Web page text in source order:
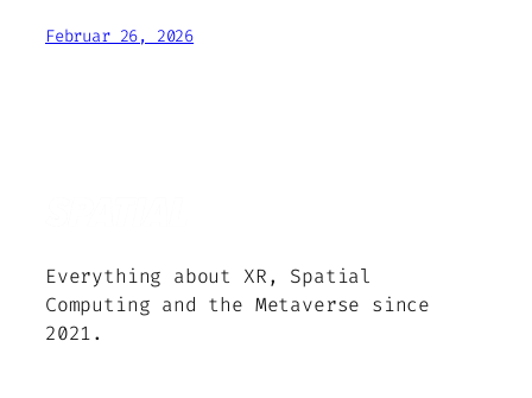
Februar 26, 2026
Everything about XR, Spatial
Computing and the Metaverse since
2021.